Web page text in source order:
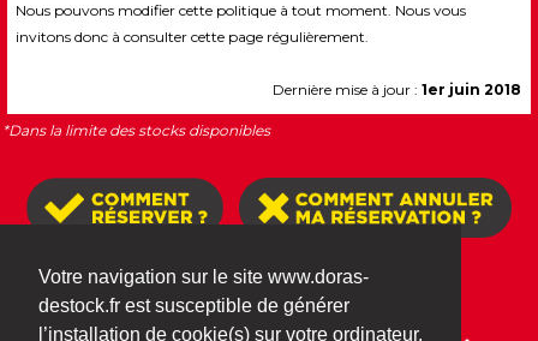
Votre navigation sur le site www.doras-
destock.fr est susceptible de générer
l’installation de cookie(s) sur votre ordinateur.
Nous pouvons modifier cette politique à tout moment. Nous vous
invitons donc à consulter cette page régulièrement.
Dernière mise à jour :1er juin 2018
*Dans la limite des stocks disponibles
MENTIONS LÉGALES
PERSONNELLES